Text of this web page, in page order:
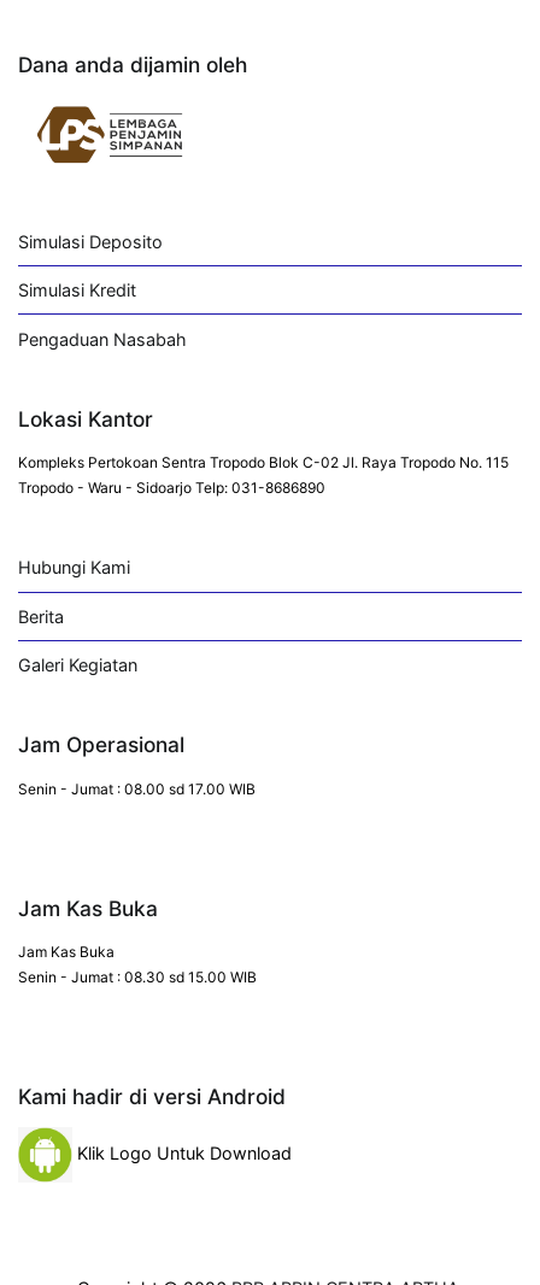
Dana anda dijamin oleh
Simulasi Deposito
Simulasi Kredit
Pengaduan Nasabah
Lokasi Kantor
Kompleks Pertokoan Sentra Tropodo Blok C-02 Jl. Raya Tropodo No. 115
Tropodo - Waru - Sidoarjo Telp: 031-8686890
Hubungi Kami
Berita
Galeri Kegiatan
Jam Operasional
Senin - Jumat : 08.00 sd 17.00 WIB
Jam Kas Buka
Jam Kas Buka
Senin - Jumat : 08.30 sd 15.00 WIB
Kami hadir di versi Android
Klik Logo Untuk Download